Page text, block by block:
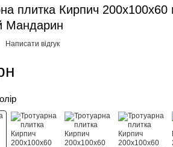
плитка Кирпич
Мандарин
Написати відгук